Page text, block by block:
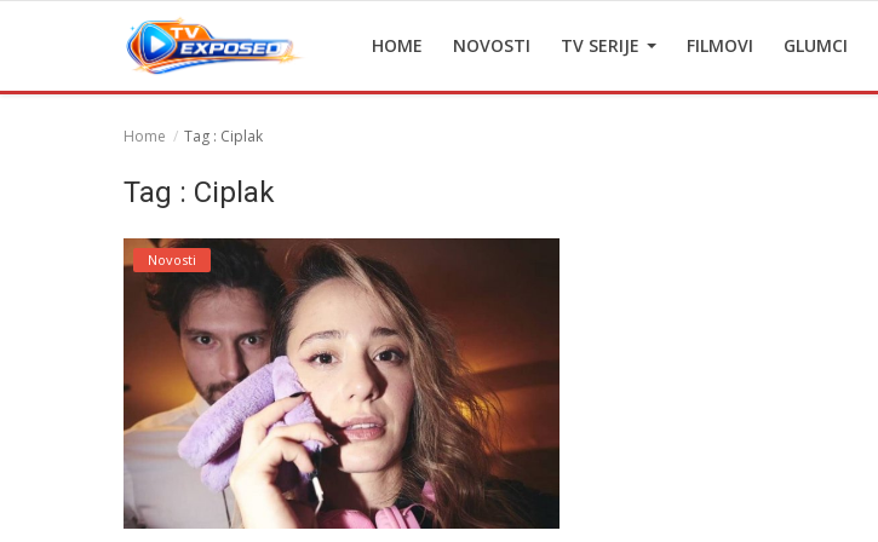
HOME NOVOSTI TV SERIJE FILMOVI GLUMCI
Home Tag : Ciplak
Tag : Ciplak
Novosti